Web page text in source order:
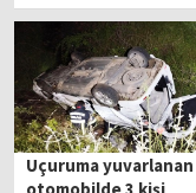
Uçuruma yuvarlanan